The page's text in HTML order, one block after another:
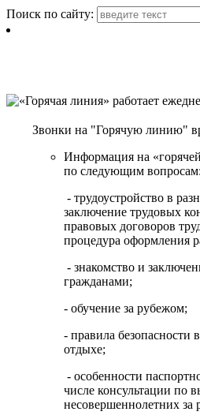
Поиск по сайту:
Звонки на "Горячую линию"
Информация на
по следующим вопросам:
- трудоустройство в
заключение трудовых
правовых договоров
процедура оформления
- знакомство и
гражданами;
- обучение за рубежом;
- правила безопасности
отдыхе;
- особенности
числе консультации по
несовершеннолетних за